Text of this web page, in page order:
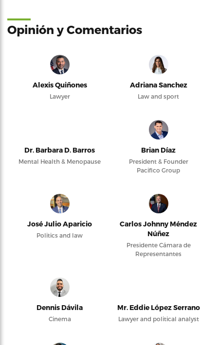
Opinión y Comentarios
Alexis Quiñones
Lawyer
Adriana Sanchez
Law and sport
Dr. Barbara D. Barros
Mental Health & Menopause
Brian Díaz
President & Founder
Pacifico Group
José Julio Aparicio
Politics and law
Carlos Johnny Méndez
Núñez
Presidente Cámara de
Representantes
Dennis Dávila
Cinema
Mr. Eddie López Serrano
Lawyer and political analyst